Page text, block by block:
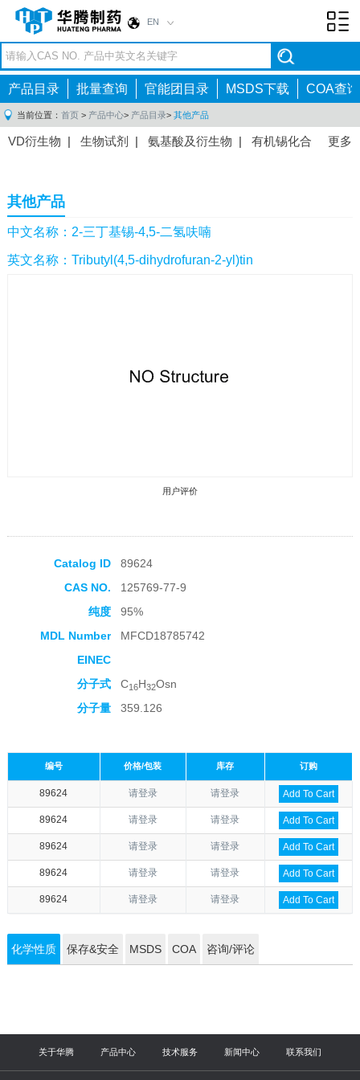
EN
产品目录 批量查询 官能团目录 MSDS下载 COA查询
当前位置： 首页 > 产品中心> 产品目录> 其他产品
更多
VD衍生物 | 生物试剂 | 氨基酸及衍生物 | 有机锡化合
间体|抗高血压药物中间体
感染药物中间体
体 |抗精神病药物中间体 | 抗炎药物中间体
药中间体|其他原料药中间体|
其他产品
中文名称：2-三丁基锡-4,5-二氢呋喃
英文名称：Tributyl(4,5-dihydrofuran-2-yl)tin
用户评价
Catalog ID
89624
CAS NO.
125769-77-9
纯度
95%
MDL Number
MFCD18785742
EINEC
分子式
C16H32Osn
分子量
359.126
编号 价格/包装 库存 订购
89624 请登录 请登录 Add To Cart
89624 请登录 请登录 Add To Cart
89624 请登录 请登录 Add To Cart
89624 请登录 请登录 Add To Cart
89624 请登录 请登录 Add To Cart
化学性质 保存&安全 MSDS COA 咨询/评论
关于华腾 产品中心 技术服务 新闻中心 联系我们